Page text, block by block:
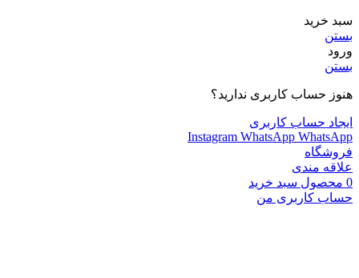
سبد خرید
بستن
ورود
بستن
هنوز حساب کاربری ندارید؟
ایجاد حساب کاربری
Instagram WhatsApp WhatsApp
فروشگاه
علاقه مندی
0 محصول سبد خرید
حساب کاربری من